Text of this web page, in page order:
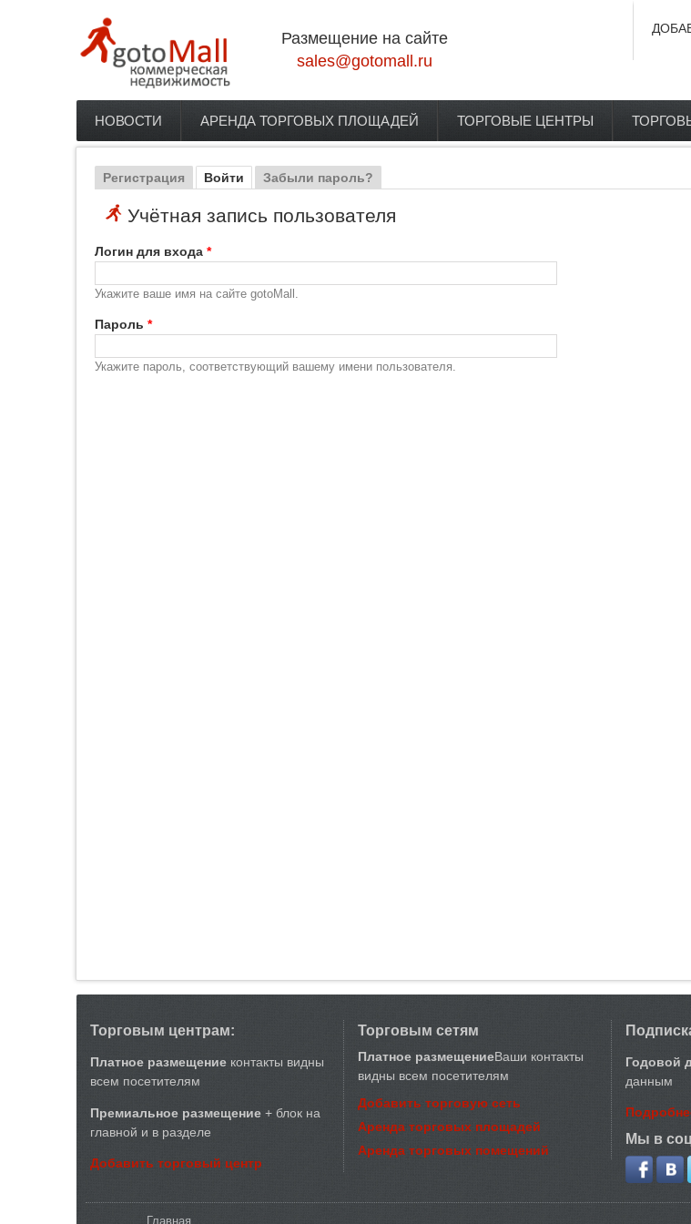
Размещение на сайте
sales@gotomall.ru
Главное меню
НОВОСТИ АРЕНДА ТОРГОВЫХ ПЛОЩАДЕЙ ТОРГОВЫЕ ЦЕНТРЫ
Главные вкладки
Регистрация Войти (активная вкладка)
Забыли пароль?
Учётная запись пользователя
Логин для входа *
Укажите ваше имя на сайте gotoMall.
Пароль *
Укажите пароль, соответствующий вашему имени пользователя.
Торговым центрам:
Платное размещение контакты видны
всем посетителям
Премиальное размещение + блок на
главной и в разделе
Добавить торговый центр
Торговым сетям
Платное размещениеВаши контакты
видны всем посетителям
Добавить торговую сеть
Аренда торговых площадей
Аренда торговых помещений
Годовой
данным
Мы в
Главная